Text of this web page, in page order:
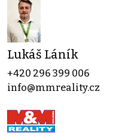
Lukáš Láník
+420 296 399 006
info@mmreality.cz